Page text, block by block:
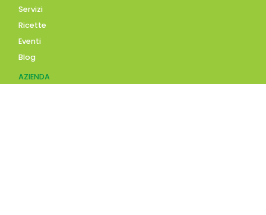
Servizi
Ricette
Eventi
Blog
AZIENDA